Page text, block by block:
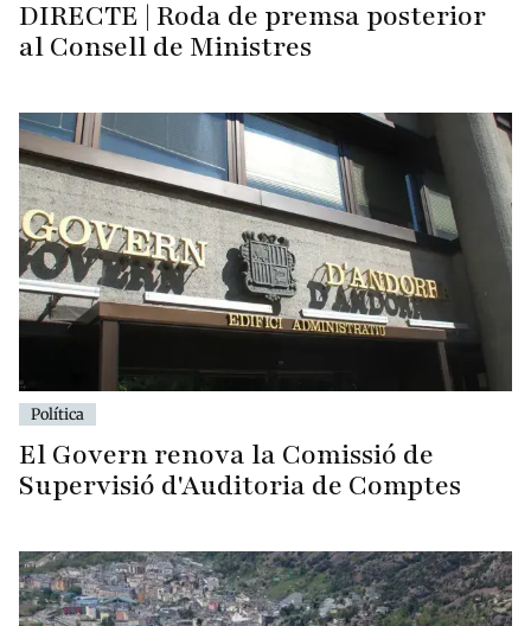
DIRECTE | Roda de premsa posterior
al Consell de Ministres
Política
El Govern renova la Comissió de
Supervisió d'Auditoria de Comptes